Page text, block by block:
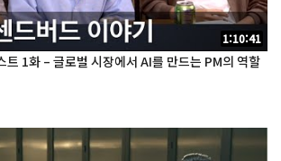
1:10:41
1화 – 글로벌 시장에서 AI를 만드는 PM의 역할